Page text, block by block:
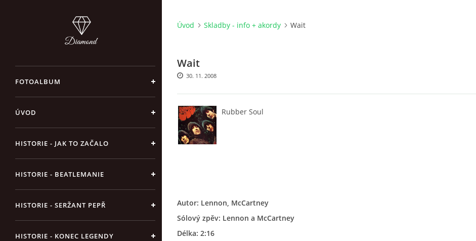
FOTOALBUM
ÚVOD
HISTORIE - JAK TO ZAČALO
HISTORIE - BEATLEMANIE
HISTORIE - SERŽANT PEPŘ
HISTORIE - KONEC LEGENDY
Úvod Skladby - info + akordy Wait
Wait
30. 11. 2008
Rubber Soul
Autor: Lennon, McCartney
Sólový zpěv: Lennon a McCartney
Délka: 2:16